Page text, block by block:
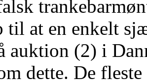
til at en enkelt
auktion (2) i
dette. De